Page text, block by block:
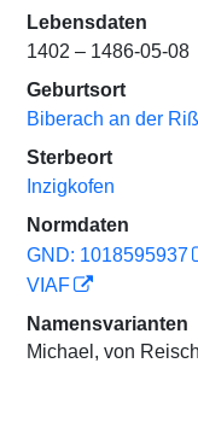
Lebensdaten
1402 – 1486-05-08
Geburtsort
Biberach an der Riß
Sterbeort
Inzigkofen
Normdaten
GND: 1018595937
VIAF
Namensvarianten
Michael, von